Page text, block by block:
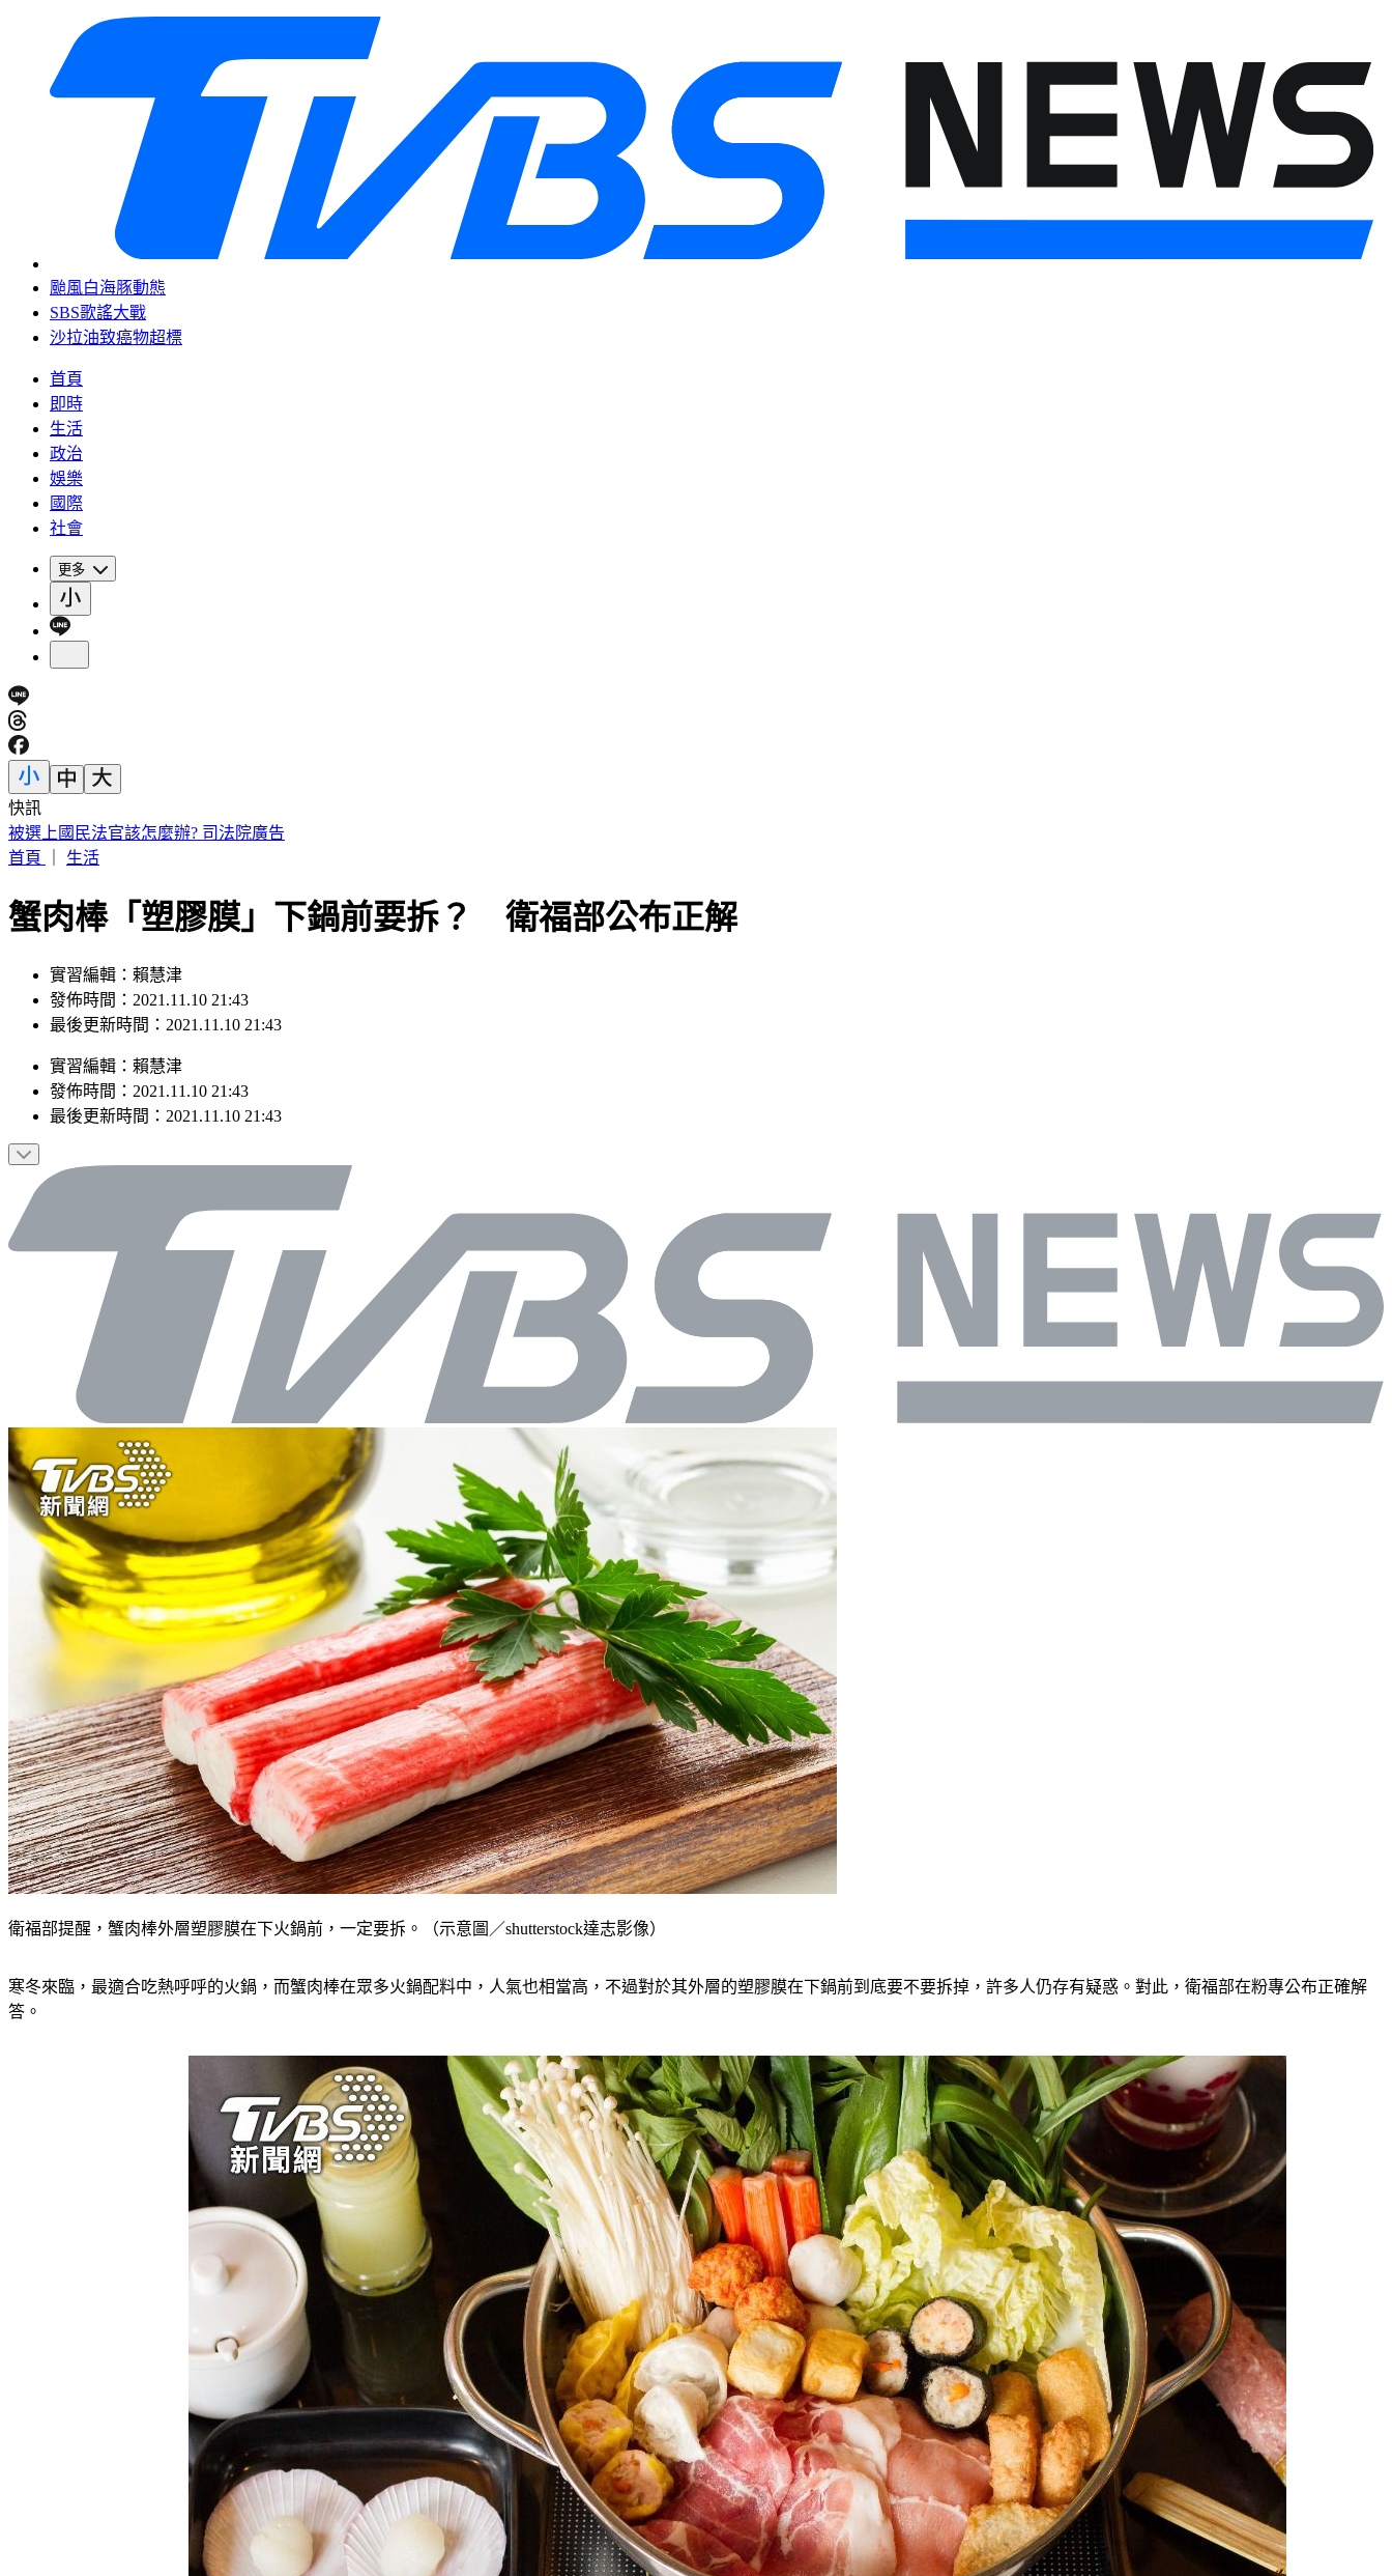
颱風白海豚動態
SBS歌謠大戰
沙拉油致癌物超標
首頁
即時
生活
政治
娛樂
國際
社會
更多
快訊
IU無預警召喚前男友 韓網替「她」心疼：很不舒服
首頁
生活
蟹肉棒「塑膠膜」下鍋前要拆？ 衛福部公布正解
實習編輯：賴慧津
發佈時間：2021.11.10 21:43
最後更新時間：2021.11.10 21:43
實習編輯 ： 賴慧津
發佈時間： 2021.11.10 21:43
最後更新時間： 2021.11.10 21:43
衛福部提醒，蟹肉棒外層塑膠膜在下火鍋前，一定要拆。（示意圖／shutterstock達志影像）
寒冬來臨，最適合吃熱呼呼的火鍋，而蟹肉棒在眾多火鍋配料中，人氣也相當高，不過對於其外層的塑膠膜在下鍋前到底要不要拆掉，許多人仍存有疑惑。對此，衛福部在粉專公布正確解
答。